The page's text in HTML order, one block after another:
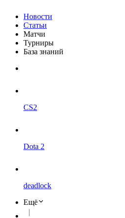
Новости
Статьи
Матчи
Турниры
База знаний
CS2
Dota 2
deadlock
Ещё